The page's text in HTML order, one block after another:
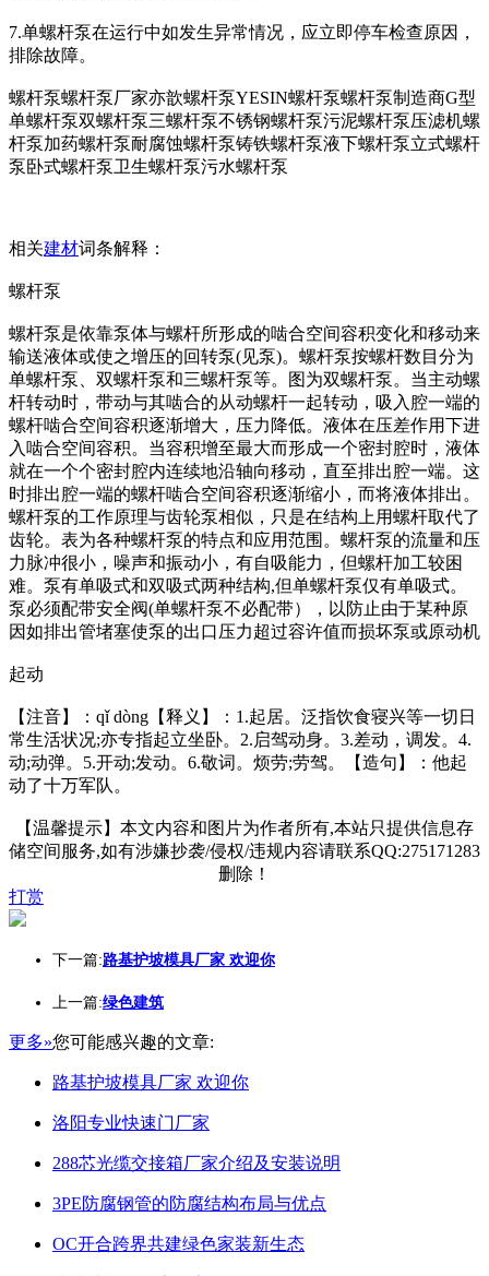
7.单螺杆泵在运行中如发生异常情况，应立即停车检查原因，
排除故障。
螺杆泵螺杆泵厂家亦歆螺杆泵YESIN螺杆泵螺杆泵制造商G型
单螺杆泵双螺杆泵三螺杆泵不锈钢螺杆泵污泥螺杆泵压滤机螺
杆泵加药螺杆泵耐腐蚀螺杆泵铸铁螺杆泵液下螺杆泵立式螺杆
泵卧式螺杆泵卫生螺杆泵污水螺杆泵
相关建材词条解释：
螺杆泵
螺杆泵是依靠泵体与螺杆所形成的啮合空间容积变化和移动来
输送液体或使之增压的回转泵(见泵)。螺杆泵按螺杆数目分为
单螺杆泵、双螺杆泵和三螺杆泵等。图为双螺杆泵。当主动螺
杆转动时，带动与其啮合的从动螺杆一起转动，吸入腔一端的
螺杆啮合空间容积逐渐增大，压力降低。液体在压差作用下进
入啮合空间容积。当容积增至最大而形成一个密封腔时，液体
就在一个个密封腔内连续地沿轴向移动，直至排出腔一端。这
时排出腔一端的螺杆啮合空间容积逐渐缩小，而将液体排出。
螺杆泵的工作原理与齿轮泵相似，只是在结构上用螺杆取代了
齿轮。表为各种螺杆泵的特点和应用范围。螺杆泵的流量和压
力脉冲很小，噪声和振动小，有自吸能力，但螺杆加工较困
难。泵有单吸式和双吸式两种结构,但单螺杆泵仅有单吸式。
泵必须配带安全阀(单螺杆泵不必配带），以防止由于某种原
因如排出管堵塞使泵的出口压力超过容许值而损坏泵或原动机
起动
【注音】：qǐ dòng【释义】：1.起居。泛指饮食寝兴等一切日
常生活状况;亦专指起立坐卧。2.启驾动身。3.差动，调发。4.
动;动弹。5.开动;发动。6.敬词。烦劳;劳驾。【造句】：他起
动了十万军队。
【温馨提示】本文内容和图片为作者所有,本站只提供信息存
储空间服务,如有涉嫌抄袭/侵权/违规内容请联系QQ:275171283
删除！
打赏
下一篇:路基护坡模具厂家 欢迎你
上一篇:绿色建筑
更多»您可能感兴趣的文章:
路基护坡模具厂家 欢迎你
洛阳专业快速门厂家
288芯光缆交接箱厂家介绍及安装说明
3PE防腐钢管的防腐结构布局与优点
OC开合跨界共建绿色家装新生态